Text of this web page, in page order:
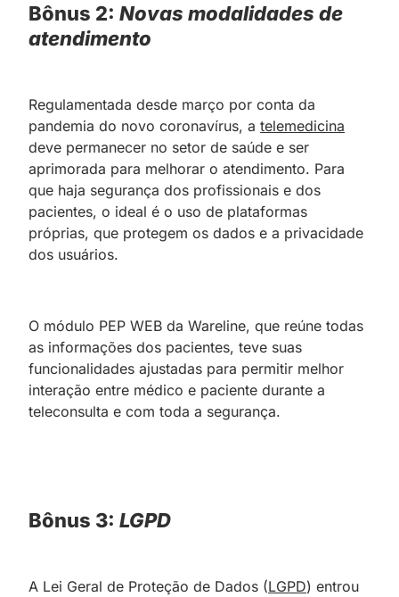
Bônus 2: Novas modalidades de
atendimento
Regulamentada desde março por conta da
pandemia do novo coronavírus, a telemedicina
deve permanecer no setor de saúde e ser
aprimorada para melhorar o atendimento. Para
que haja segurança dos profissionais e dos
pacientes, o ideal é o uso de plataformas
próprias, que protegem os dados e a privacidade
dos usuários.
O módulo PEP WEB da Wareline, que reúne todas
as informações dos pacientes, teve suas
funcionalidades ajustadas para permitir melhor
interação entre médico e paciente durante a
teleconsulta e com toda a segurança.
Bônus 3: LGPD
A Lei Geral de Proteção de Dados (LGPD) entrou